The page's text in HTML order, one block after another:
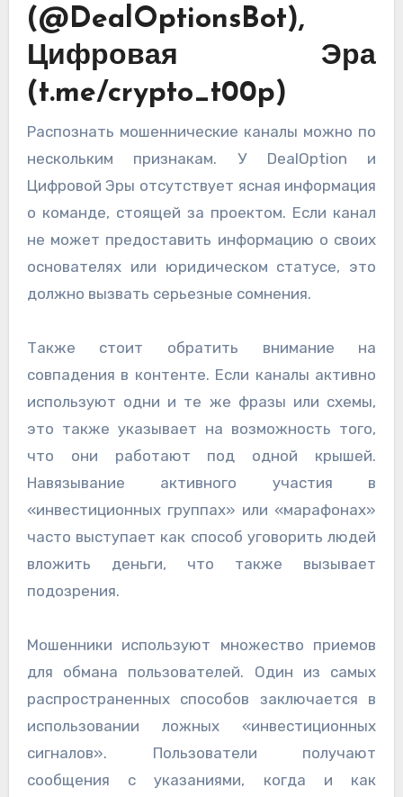
(@DealOptionsBot),
Цифровая Эра
(t.me/crypto_t00p)
Распознать мошеннические каналы можно по
нескольким признакам. У DealOption и
Цифровой Эры отсутствует ясная информация
о команде, стоящей за проектом. Если канал
не может предоставить информацию о своих
основателях или юридическом статусе, это
должно вызвать серьезные сомнения.
Также стоит обратить внимание на
совпадения в контенте. Если каналы активно
используют одни и те же фразы или схемы,
это также указывает на возможность того,
что они работают под одной крышей.
Навязывание активного участия в
«инвестиционных группах» или «марафонах»
часто выступает как способ уговорить людей
вложить деньги, что также вызывает
подозрения.
Мошенники используют множество приемов
для обмана пользователей. Один из самых
распространенных способов заключается в
использовании ложных «инвестиционных
сигналов». Пользователи получают
сообщения с указаниями, когда и как